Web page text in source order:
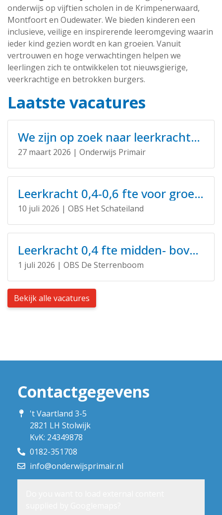
onderwijs op vijftien scholen in de Krimpenerwaard,
Montfoort en Oudewater. We bieden kinderen een
inclusieve, veilige en inspirerende leeromgeving waarin
ieder kind gezien wordt en kan groeien. Vanuit
vertrouwen en hoge verwachtingen helpen we
leerlingen zich te ontwikkelen tot nieuwsgierige,
veerkrachtige en betrokken burgers.
Laatste vacatures
We zijn op zoek naar leerkrachten voor ons kernteam! 0,4-1,0 fte
27 maart 2026 | Onderwijs Primair
Leerkracht 0,4-0,6 fte voor groep 6/7 gezocht!
10 juli 2026 | OBS Het Schateiland
Leerkracht 0,4 fte midden- bovenbouw gezocht!
1 juli 2026 | OBS De Sterrenboom
Bekijk alle vacatures
Contactgegevens
't Vaartland 3-5
2821 LH Stolwijk
KvK: 24349878
0182-351708
info@onderwijsprimair.nl